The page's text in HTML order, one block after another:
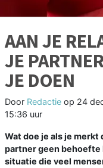
AAN JE
JE
JE DOEN
Door Redactie op 24
15:36 uur
Wat doe je als je
partner geen behoefte
situatie die veel